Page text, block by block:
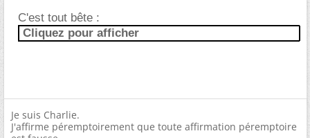
C'est tout bête :
Cliquez pour afficher
Je suis Charlie.
J'affirme péremptoirement que toute affirmation péremptoire